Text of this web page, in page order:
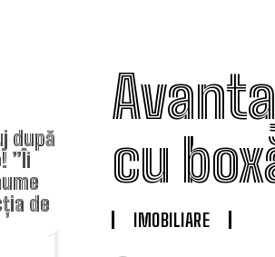
după
”Îi
de
cu
IMOBILIARE